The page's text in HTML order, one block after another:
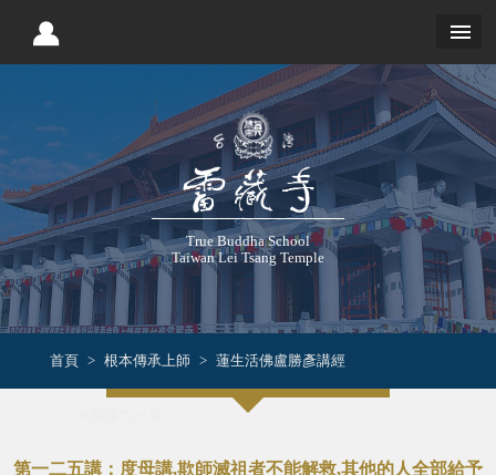
True Buddha School
Taiwan Lei Tsang Temple
首頁 根本傳承上師 蓮生活佛盧勝彥講經
第一二五講：度母講,欺師滅祖者不能解救,其他的人全部給予